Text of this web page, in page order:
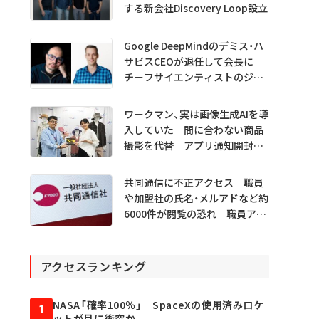
する新会社Discovery Loop設立
Google DeepMindのデミス・ハ
サビスCEOが退任して会長に
チーフサイエンティストのジェ
ワークマン、実は画像生成AIを導
入していた 間に合わない商品
撮影を代替 アプリ通知開封も
共同通信に不正アクセス 職員
や加盟社の氏名・メルアドなど約
6000件が閲覧の恐れ 職員アカ
アクセスランキング
1
NASA「確率100％」 SpaceXの使用済みロケ